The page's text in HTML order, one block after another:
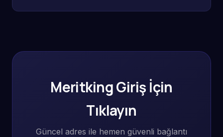
Meritking Giriş İçin
Tıklayın
Güncel adres ile hemen güvenli bağlantı